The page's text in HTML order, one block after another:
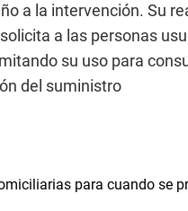
a la intervención. Su
a las personas
su uso para
del suministro